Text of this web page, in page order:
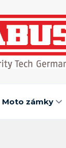
Moto zámky